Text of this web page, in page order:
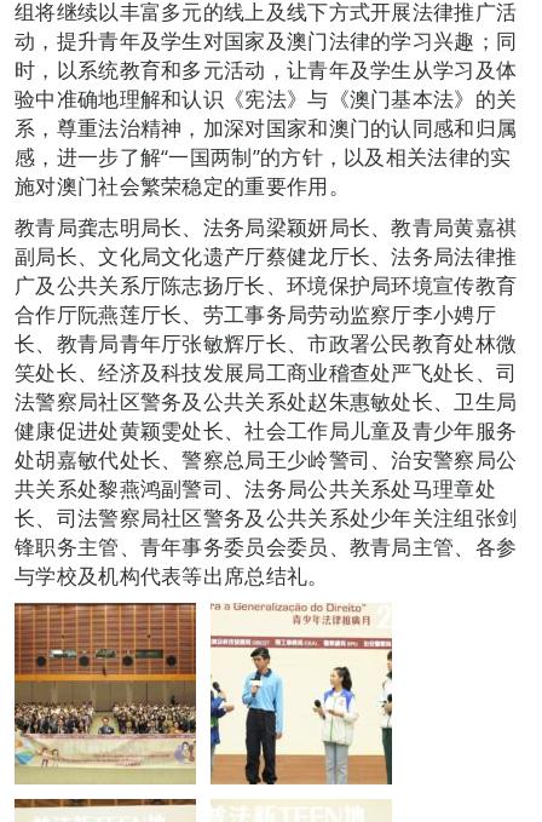
组将继续以丰富多元的线上及线下方式开展法律推广活
动，提升青年及学生对国家及澳门法律的学习兴趣；同
时，以系统教育和多元活动，让青年及学生从学习及体
验中准确地理解和认识《宪法》与《澳门基本法》的关
系，尊重法治精神，加深对国家和澳门的认同感和归属
感，进一步了解“一国两制”的方针，以及相关法律的实
施对澳门社会繁荣稳定的重要作用。
教青局龚志明局长、法务局梁颖妍局长、教青局黄嘉祺
副局长、文化局文化遗产厅蔡健龙厅长、法务局法律推
广及公共关系厅陈志扬厅长、环境保护局环境宣传教育
合作厅阮燕莲厅长、劳工事务局劳动监察厅李小娉厅
长、教青局青年厅张敏辉厅长、市政署公民教育处林微
笑处长、经济及科技发展局工商业稽查处严飞处长、司
法警察局社区警务及公共关系处赵朱惠敏处长、卫生局
健康促进处黄颖雯处长、社会工作局儿童及青少年服务
处胡嘉敏代处长、警察总局王少岭警司、治安警察局公
共关系处黎燕鸿副警司、法务局公共关系处马理章处
长、司法警察局社区警务及公共关系处少年关注组张剑
锋职务主管、青年事务委员会委员、教青局主管、各参
与学校及机构代表等出席总结礼。